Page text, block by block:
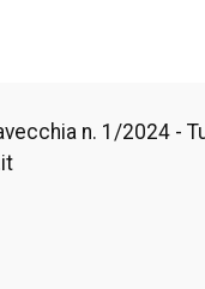
n. 1/2024 -